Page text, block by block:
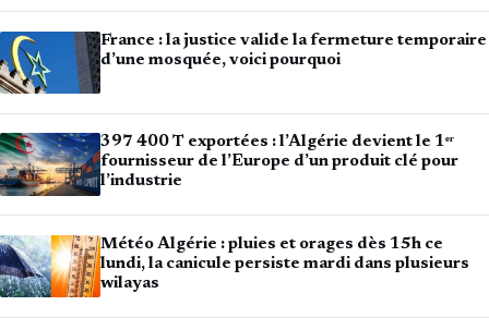
France : la justice valide la fermeture temporaire
d’une mosquée, voici pourquoi
397 400 T exportées : l’Algérie devient le 1ᵉʳ
fournisseur de l’Europe d’un produit clé pour
l’industrie
Météo Algérie : pluies et orages dès 15h ce
lundi, la canicule persiste mardi dans plusieurs
wilayas